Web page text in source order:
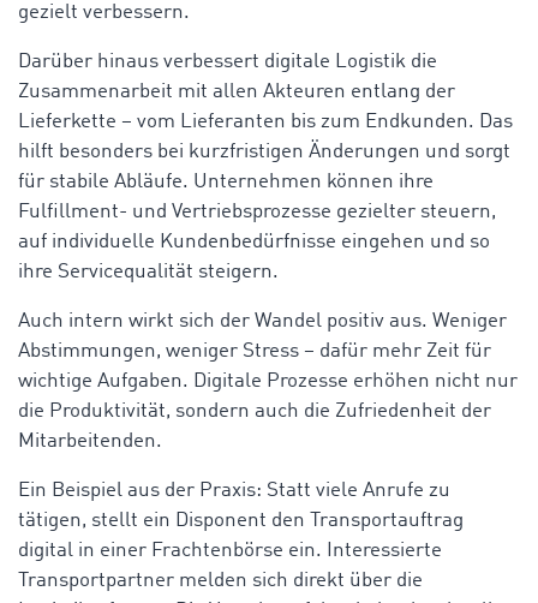
gezielt verbessern.
Darüber hinaus verbessert digitale Logistik die
Zusammenarbeit mit allen Akteuren entlang der
Lieferkette – vom Lieferanten bis zum Endkunden. Das
hilft besonders bei kurzfristigen Änderungen und sorgt
für stabile Abläufe. Unternehmen können ihre
Fulfillment- und Vertriebsprozesse gezielter steuern,
auf individuelle Kundenbedürfnisse eingehen und so
ihre Servicequalität steigern.
Auch intern wirkt sich der Wandel positiv aus. Weniger
Abstimmungen, weniger Stress – dafür mehr Zeit für
wichtige Aufgaben. Digitale Prozesse erhöhen nicht nur
die Produktivität, sondern auch die Zufriedenheit der
Mitarbeitenden.
Ein Beispiel aus der Praxis: Statt viele Anrufe zu
tätigen, stellt ein Disponent den Transportauftrag
digital in einer Frachtenbörse ein. Interessierte
Transportpartner melden sich direkt über die